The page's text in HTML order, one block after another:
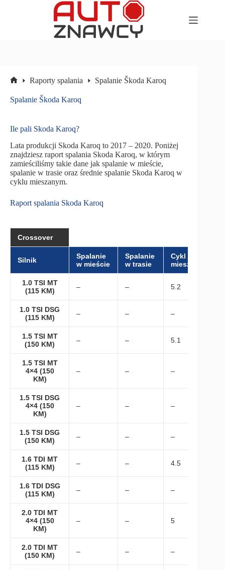
główna
Raporty spalania Spalanie Škoda Karoq
Spalanie Škoda Karoq
Ile pali Skoda Karoq?
Lata produkcji Skoda Karoq to 2017 – 2020. Poniżej
znajdziesz raport spalania Skoda Karoq, w którym
zamieściliśmy takie dane jak spalanie w mieście,
spalanie w trasie oraz średnie spalanie Skoda Karoq w
cyklu mieszanym.
Raport spalania Skoda Karoq
Crossover
Silnik
Spalanie
w mieście
Spalanie
w trasie
Cykl
mieszany
1.0 TSI MT
(115 KM)
– – 5.2
1.0 TSI DSG
(115 KM)
– – –
1.5 TSI MT
(150 KM)
– – 5.1
1.5 TSI MT
4×4 (150
KM)
– – –
1.5 TSI DSG
4×4 (150
KM)
– – –
1.5 TSI DSG
(150 KM)
– – –
1.6 TDI MT
(115 KM)
– – 4.5
1.6 TDI DSG
(115 KM)
– – –
2.0 TDI MT
4×4 (150
KM)
– – 5
2.0 TDI MT
(150 KM)
– – –